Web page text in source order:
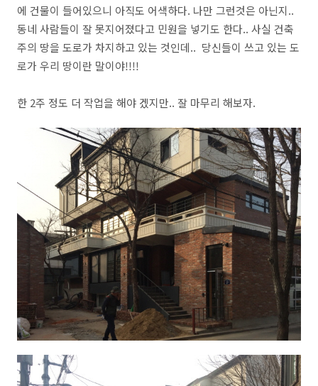
에 건물이 들어있으니 아직도 어색하다. 나만 그런것은 아닌지..
동네 사람들이 잘 못지어졌다고 민원을 넣기도 한다.. 사실 건축
주의 땅을 도로가 차지하고 있는 것인데.. 당신들이 쓰고 있는 도
로가 우리 땅이란 말이야!!!!
한 2주 정도 더 작업을 해야 겠지만.. 잘 마무리 해보자.